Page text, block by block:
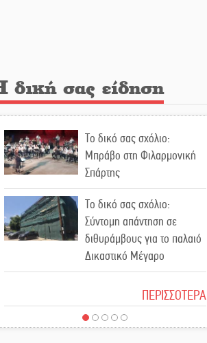
φύτρωσε από μια
ξεχασμένη προφητεία
Κλήρωσε για τον Αστέρα
Βλαχιώτη στη Γ’ Εθνική
Οδύνη στην Απιδιά για τον
χαμό της 29χρονης Ελένης
«Σφραγίδα» έργου και
δική σας είδηση
Το δικό σας σχόλιο:
Μπράβο στη Φιλαρμονική
Σπάρτης
Το δικό σας σχόλιο:
Σύντομη απάντηση σε
διθυράμβους για το παλαιό
Δικαστικό Μέγαρο
Το δικό σας σχόλιο: Ιερή
ΠΕΡΙΣΣΟΤΕΡΑ